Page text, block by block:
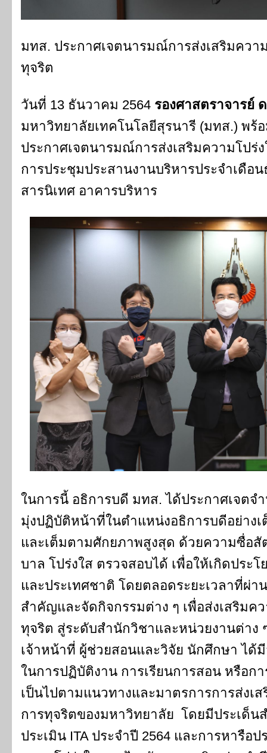
มทส. ประกาศเจตนารมณ์การส่งเสริมควา
ทุจริต
วันที่ 13 ธันวาคม 2564 รองศาสตราจารย์
มหาวิทยาลัยเทคโนโลยีสุรนารี (มทส.) พร้
ประกาศเจตนารมณ์การส่งเสริมความโปร่
การประชุมประสานงานบริหารประจำเดือ
สารนิเทศ อาคารบริหาร
ในการนี้ อธิการบดี มทส. ได้ประกาศเจตจ
มุ่งปฏิบัติหน้าที่ในตำแหน่งอธิการบดีอย่าง
และเต็มตามศักยภาพสูงสุด ด้วยความซื่อ
บาล โปร่งใส ตรวจสอบได้ เพื่อให้เกิดประ
และประเทศชาติ โดยตลอดระยะเวลาที่ผ่
สำคัญและจัดกิจกรรมต่าง ๆ เพื่อส่งเสริมค
ทุจริต สู่ระดับสำนักวิชาและหน่วยงานต่าง
เจ้าหน้าที่ ผู้ช่วยสอนและวิจัย นักศึกษา ไ
ในการปฏิบัติงาน การเรียนการสอน หรือก
เป็นไปตามแนวทางและมาตรการการส่งเ
การทุจริตของมหาวิทยาลัย โดยมีประเด็
ประเมิน ITA ประจำปี 2564 และการหารือ